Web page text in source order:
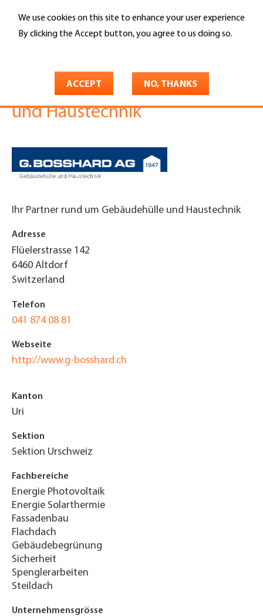
We use cookies on this site to enhance your user experience
By clicking the Accept button, you agree to us doing so.
ACCEPT NO, THANKS
main
Search
G. Bosshard AG Gebäudehülle
und Haustechnik
Ihr Partner rund um Gebäudehülle und Haustechnik
Adresse
Flüelerstrasse 142
6460 Altdorf
Switzerland
Telefon
041 874 08 81
Webseite
http://www.g-bosshard.ch
Kanton
Uri
Sektion
Sektion Urschweiz
Fachbereiche
Energie Photovoltaik
Energie Solarthermie
Fassadenbau
Flachdach
Gebäudebegrünung
Sicherheit
Spenglerarbeiten
Steildach
Unternehmensgrösse